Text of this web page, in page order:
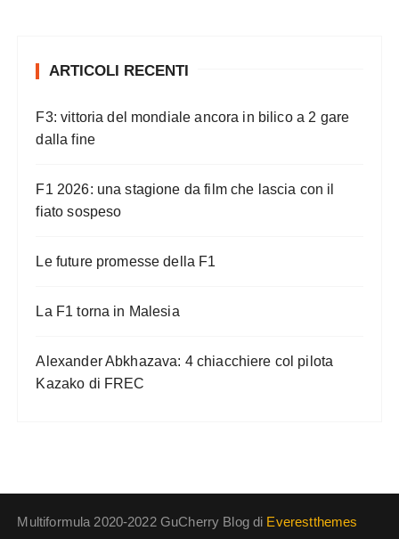
ARTICOLI RECENTI
F3: vittoria del mondiale ancora in bilico a 2 gare
dalla fine
F1 2026: una stagione da film che lascia con il
fiato sospeso
Le future promesse della F1
La F1 torna in Malesia
Alexander Abkhazava: 4 chiacchiere col pilota
Kazako di FREC
Multiformula 2020-2022 GuCherry Blog di Everestthemes